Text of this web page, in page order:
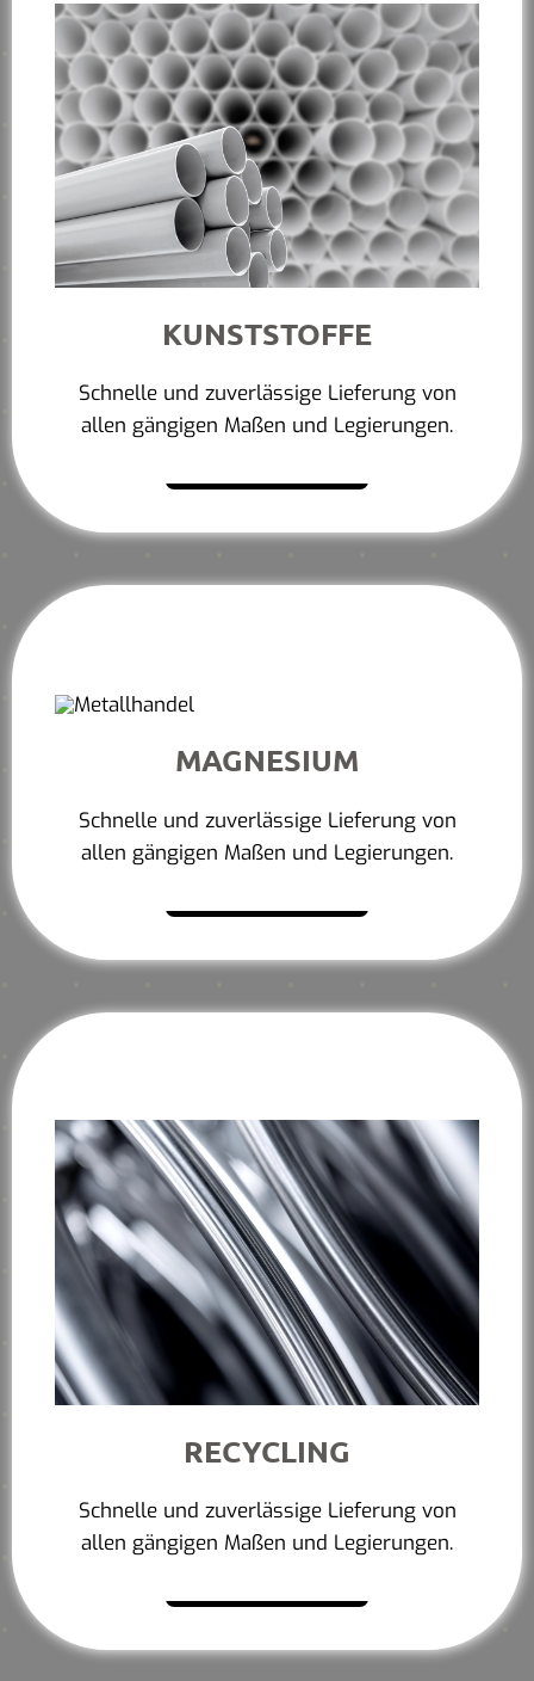
KUNSTSTOFFE
Schnelle und zuverlässige Lieferung von
allen gängigen Maßen und Legierungen.
MAGNESIUM
Schnelle und zuverlässige Lieferung von
allen gängigen Maßen und Legierungen.
RECYCLING
Schnelle und zuverlässige Lieferung von
allen gängigen Maßen und Legierungen.